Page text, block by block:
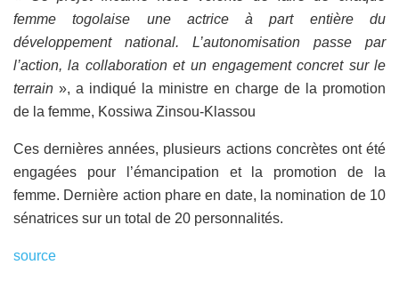
femme togolaise une actrice à part entière du
développement national. L’autonomisation passe par
l’action, la collaboration et un engagement concret sur le
terrain », a indiqué la ministre en charge de la promotion
de la femme, Kossiwa Zinsou-Klassou
Ces dernières années, plusieurs actions concrètes ont été
engagées pour l’émancipation et la promotion de la
femme. Dernière action phare en date, la nomination de 10
sénatrices sur un total de 20 personnalités.
source